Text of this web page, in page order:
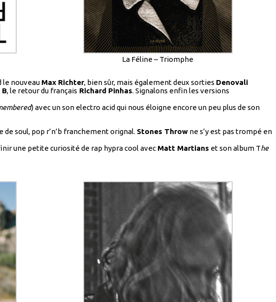
La Féline – Triomphe
le nouveau Max Richter, bien sûr, mais également deux sorties Denovali
B, le retour du français Richard Pinhas. Signalons enfin les versions
) avec un son electro acid qui nous éloigne encore un peu plus de son
de soul, pop r’n’b franchement orignal. Stones Throw ne s’y est pas trompé en
une petite curiosité de rap hypra cool avec Matt Martians et son album The